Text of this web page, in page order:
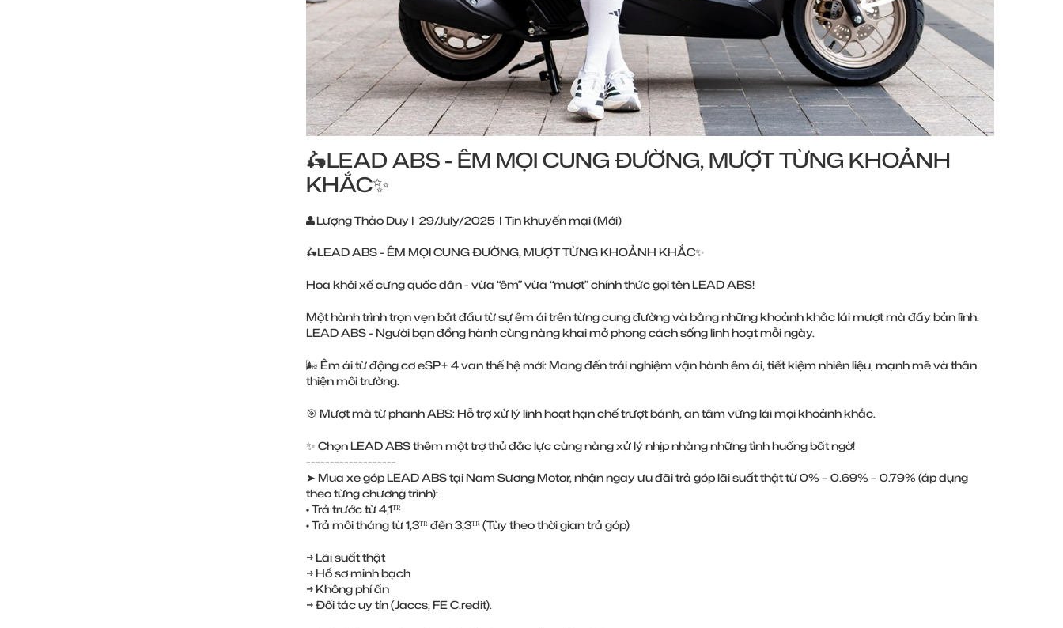
🛵LEAD ABS - ÊM MỌI CUNG ĐƯỜNG, MƯỢT TỪNG KHOẢNH
KHẮC✨ ​
Lượng Thảo Duy | 29/July/2025 | Tin khuyến mại (Mới)
🛵LEAD ABS - ÊM MỌI CUNG ĐƯỜNG, MƯỢT TỪNG KHOẢNH KHẮC✨ ​
Hoa khôi xế cưng quốc dân - vừa “êm” vừa “mượt” chính thức gọi tên LEAD ABS!​
Một hành trình trọn vẹn bắt đầu từ sự êm ái trên từng cung đường và bằng những khoảnh khắc lái mượt mà đầy bản lĩnh.
LEAD ABS - Người bạn đồng hành cùng nàng khai mở phong cách sống linh hoạt mỗi ngày.​
🌬 Êm ái từ động cơ eSP+ 4 van thế hệ mới: Mang đến trải nghiệm vận hành êm ái, tiết kiệm nhiên liệu, mạnh mẽ và thân
thiện môi trường.​
🎯 Mượt mà từ phanh ABS: Hỗ trợ xử lý linh hoạt hạn chế trượt bánh, an tâm vững lái mọi khoảnh khắc.​
✨ Chọn LEAD ABS thêm một trợ thủ đắc lực cùng nàng xử lý nhịp nhàng những tình huống bất ngờ!
-------------------
➤ Mua xe góp LEAD ABS tại Nam Sương Motor, nhận ngay ưu đãi trả góp lãi suất thật từ 0% – 0.69% – 0.79% (áp dụng
theo từng chương trình):
• Trả trước từ 4,1ᵀᴿ
• Trả mỗi tháng từ 1,3ᵀᴿ đến 3,3ᵀᴿ (Tùy theo thời gian trả góp)
→ Lãi suất thật
→ Hồ sơ minh bạch
→ Không phí ẩn
→ Đối tác uy tín (Jaccs, FE C.redit).